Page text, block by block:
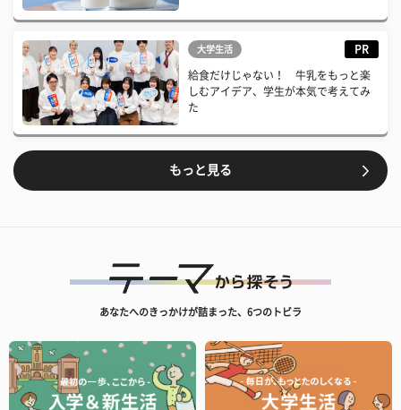
大学生活 PR
給食だけじゃない！ 牛乳をもっと楽
しむアイデア、学生が本気で考えてみ
た
もっと見る
あなたへのきっかけが詰まった、6つのトビラ